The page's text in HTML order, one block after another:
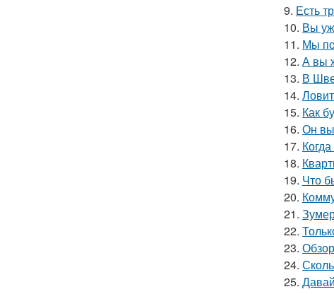
9. Есть
10. Вы
11. Мы
12. А вы
13. В
14.
15. Как
16. Он
17.
18.
19. Что
20.
21.
22.
23.
24.
25.